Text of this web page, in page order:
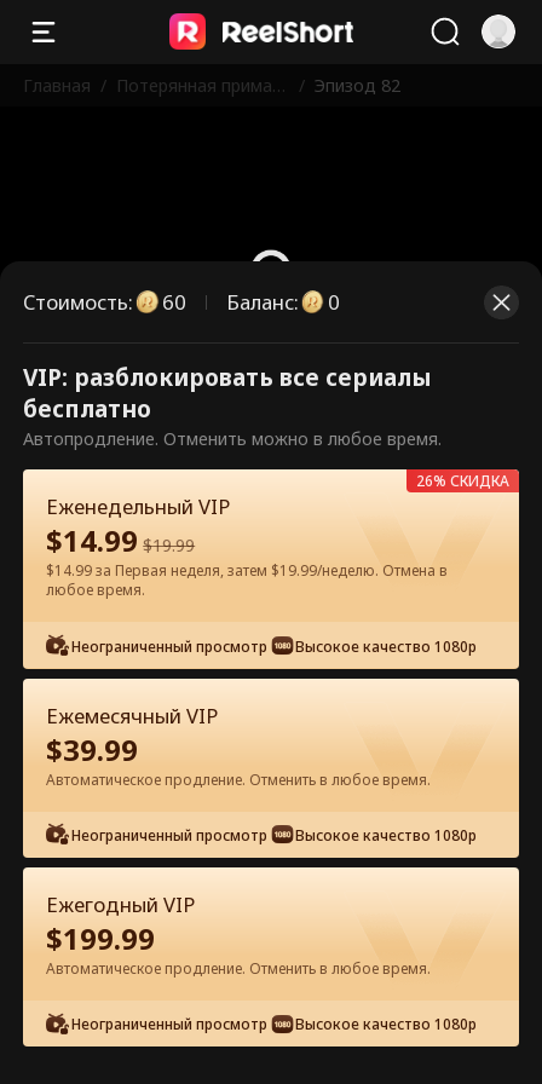
Главная / Потерянная прима-б
/ Эпизод 82
Это платные эпизоды.
Разблокируйте, чтобы смотреть.
60Разблокировать сейчас
Смотреть бесплатно в приложении
Эпизод 82 - Потерянная прима-
балерина Полный фильм
0-49 50-91 Все эпизоды
83
Стоимость: 60 Баланс: 0
VIP: разблокировать все сериалы
бесплатно
Автопродление. Отменить можно в любое время.
Еженедельный VIP
$14.99 $19.99
$14.99 за Первая неделя, затем $19.99/неделю. Отмена в
любое время.
Неограниченный просмотр Высокое качество 1080p
26% СКИДКА
Ежемесячный VIP
$39.99
Автоматическое продление. Отменить в любое время.
Неограниченный просмотр Высокое качество 1080p
Ежегодный VIP
$199.99
Автоматическое продление. Отменить в любое время.
Неограниченный просмотр Высокое качество 1080p